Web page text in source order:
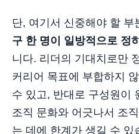
단, 여기서 신중해야 할 부
구 한 명이 일방적으로 정
니다. 리더의 기대치로만
커리어 목표에 부합하지
수 있고, 반대로 구성원이
조직 문화와 어긋나서 조
는 데에 한계가 생길 수 있